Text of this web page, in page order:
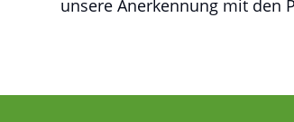
unsere Anerkennung mit den